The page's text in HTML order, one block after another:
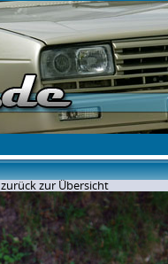
zurück zur Übersicht